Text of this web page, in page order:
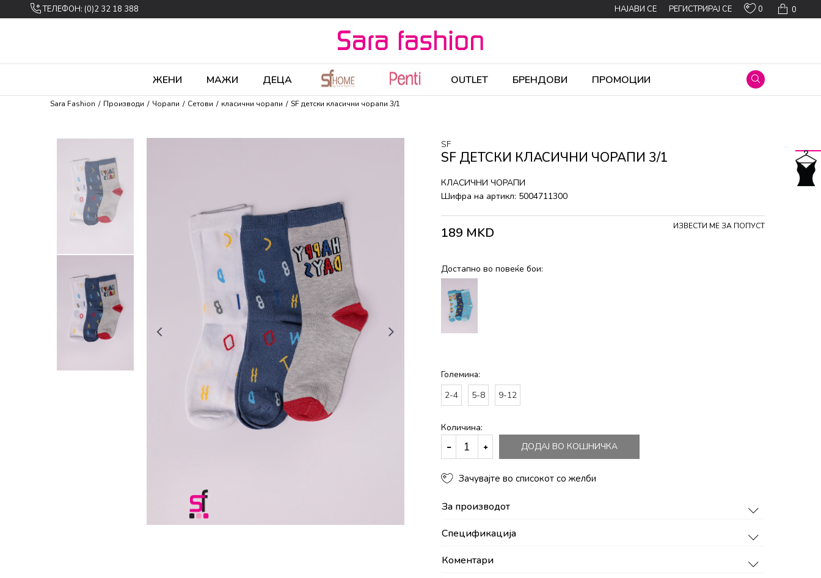
ТЕЛЕФОН: (0)2 32 18 388 0
0
НАЈАВИ СЕ РЕГИСТРИРАЈ СЕ
ЖЕНИ МАЖИ ДЕЦА OUTLET БРЕНДОВИ ПРОМОЦИИ
Sara Fashion Производи Чорапи Сетови класични чорапи SF детски класични чорапи 3/1
SF
SF ДЕТСКИ КЛАСИЧНИ ЧОРАПИ 3/1
КЛАСИЧНИ ЧОРАПИ
Шифра на артикл: 5004711300
189 MKD ИЗВЕСТИ МЕ ЗА ПОПУСТ
Достапно во повеќе бои:
Големина:
2-4
5-8 9-12
Количина:
ДОДАЈ ВО КОШНИЧКА
Зачувајте во списокот со желби
За производот
Спецификација
Коментари